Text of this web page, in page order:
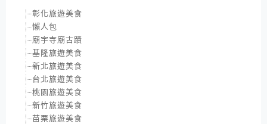
彰化旅遊美食
懶人包
廟宇寺廟古蹟
基隆旅遊美食
新北旅遊美食
台北旅遊美食
桃園旅遊美食
新竹旅遊美食
苗栗旅遊美食